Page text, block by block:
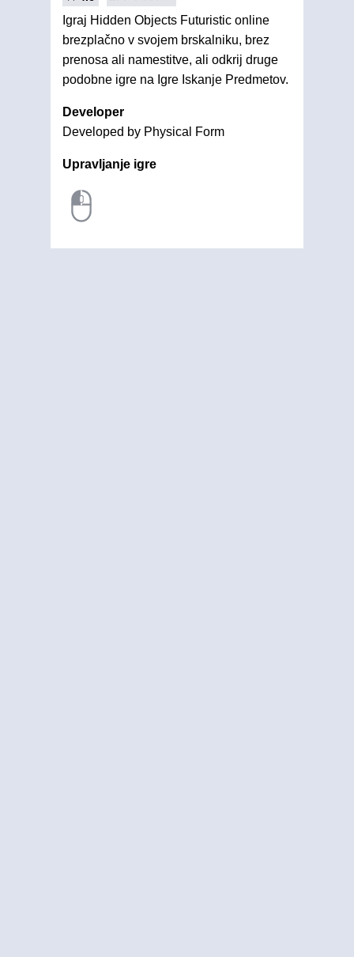
Igraj Hidden Objects Futuristic online
brezplačno v svojem brskalniku, brez
prenosa ali namestitve, ali odkrij druge
podobne igre na Igre Iskanje Predmetov.
Developer
Developed by Physical Form
Upravljanje igre